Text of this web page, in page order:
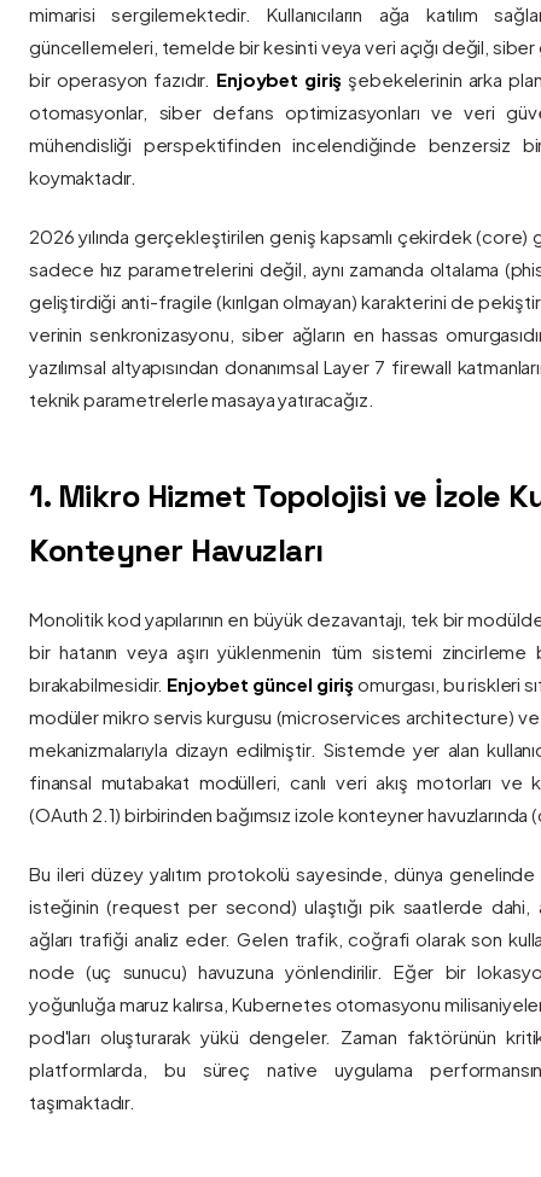
mimarisi sergilemektedir. Kullanıcıların ağa katılım
güncellemeleri, temelde bir kesinti veya veri açığı değil, siber
bir operasyon fazıdır. Enjoybet giriş şebekelerinin arka
otomasyonlar, siber defans optimizasyonları ve veri
mühendisliği perspektifinden incelendiğinde benzersiz
koymaktadır.
2026 yılında gerçekleştirilen geniş kapsamlı çekirdek
sadece hız parametrelerini değil, aynı zamanda oltalama
geliştirdiği anti-fragile (kırılgan olmayan) karakterini de
verinin senkronizasyonu, siber ağların en hassas
yazılımsal altyapısından donanımsal Layer 7 firewall
teknik parametrelerle masaya yatıracağız.
1. Mikro Hizmet Topolojisi ve İzole
Konteyner Havuzları
Monolitik kod yapılarının en büyük dezavantajı, tek bir
bir hatanın veya aşırı yüklenmenin tüm sistemi zincirleme
bırakabilmesidir. Enjoybet güncel giriş omurgası, bu riskleri
modüler mikro servis kurgusu (microservices architecture)
mekanizmalarıyla dizayn edilmiştir. Sistemde yer alan
finansal mutabakat modülleri, canlı veri akış motorları ve
(OAuth 2.1) birbirinden bağımsız izole konteyner havuzlarında
Bu ileri düzey yalıtım protokolü sayesinde, dünya genelinde
isteğinin (request per second) ulaştığı pik saatlerde dahi,
ağları trafiği analiz eder. Gelen trafik, coğrafi olarak son
node (uç sunucu) havuzuna yönlendirilir. Eğer bir
yoğunluğa maruz kalırsa, Kubernetes otomasyonu
pod'ları oluşturarak yükü dengeler. Zaman faktörünün
platformlarda, bu süreç native uygulama
taşımaktadır.